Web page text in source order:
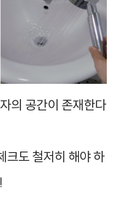
의 공간이 존재한다
크도 철저히 해야 하